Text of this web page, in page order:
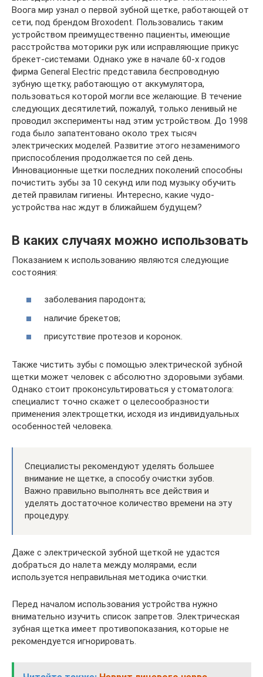
Воога мир узнал о первой зубной щетке, работающей от
сети, под брендом Broxodent. Пользовались таким
устройством преимущественно пациенты, имеющие
расстройства моторики рук или исправляющие прикус
брекет-системами. Однако уже в начале 60-х годов
фирма General Electric представила беспроводную
зубную щетку, работающую от аккумулятора,
пользоваться которой могли все желающие. В течение
следующих десятилетий, пожалуй, только ленивый не
проводил эксперименты над этим устройством. До 1998
года было запатентовано около трех тысяч
электрических моделей. Развитие этого незаменимого
приспособления продолжается по сей день.
Инновационные щетки последних поколений способны
почистить зубы за 10 секунд или под музыку обучить
детей правилам гигиены. Интересно, какие чудо-
устройства нас ждут в ближайшем будущем?
В каких случаях можно использовать
Показанием к использованию являются следующие
состояния:
заболевания пародонта;
наличие брекетов;
присутствие протезов и коронок.
Также чистить зубы с помощью электрической зубной
щетки может человек с абсолютно здоровыми зубами.
Однако стоит проконсультироваться у стоматолога:
специалист точно скажет о целесообразности
применения электрощетки, исходя из индивидуальных
особенностей человека.
Специалисты рекомендуют уделять большее
внимание не щетке, а способу очистки зубов.
Важно правильно выполнять все действия и
уделять достаточное количество времени на эту
процедуру.
Даже с электрической зубной щеткой не удастся
добраться до налета между молярами, если
используется неправильная методика очистки.
Перед началом использования устройства нужно
внимательно изучить список запретов. Электрическая
зубная щетка имеет противопоказания, которые не
рекомендуется игнорировать.